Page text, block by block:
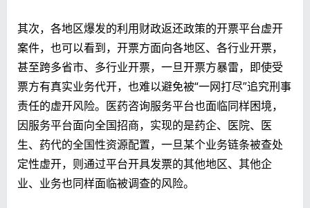
其次，各地区爆发的利用财政返还政策的开票平台虚开
案件，也可以看到，开票方面向各地区、各行业开票，
甚至跨多省市、多行业开票，一旦开票方暴雷，即使受
票方有真实业务代开，也难以避免被“一网打尽”追究刑事
责任的虚开风险。医药咨询服务平台也面临同样困境，
因服务平台面向全国招商，实现的是药企、医院、医
生、药代的全国性资源配置，一旦某个业务链条被查处
定性虚开，则通过平台开具发票的其他地区、其他企
业、业务也同样面临被调查的风险。